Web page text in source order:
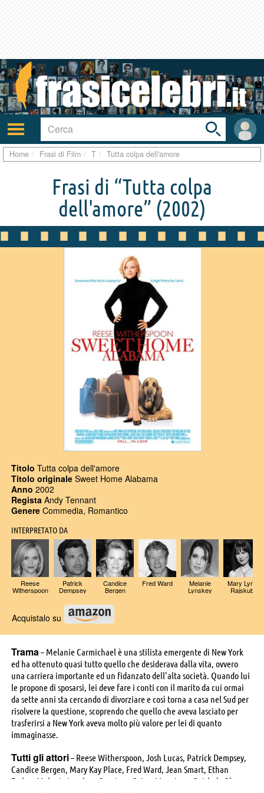
Attiva/disattiva
navigazione
User
area
Toggle
search
bar
Home Frasi di Film T Tutta colpa dell'amore
Frasi di “Tutta colpa
dell'amore” (2002)
Titolo Tutta colpa dell'amore
Titolo originale Sweet Home Alabama
Anno 2002
Regista Andy Tennant
Genere Commedia, Romantico
INTERPRETATO DA
Reese
Witherspoon
Patrick
Dempsey
Candice
Bergen
Fred Ward Melanie
Lynskey
Mary Lynn
Rajskub
Acquistalo su
Trama– Melanie Carmichael è una stilista emergente di New York
ed ha ottenuto quasi tutto quello che desiderava dalla vita, ovvero
una carriera importante ed un fidanzato dell'alta società. Quando lui
le propone di sposarsi, lei deve fare i conti con il marito da cui ormai
da sette anni sta cercando di divorziare e così torna a casa nel Sud per
risolvere la questione, scoprendo che quello che aveva lasciato per
trasferirsi a New York aveva molto più valore per lei di quanto
immaginasse.
Tutti gli attori– Reese Witherspoon, Josh Lucas, Patrick Dempsey,
Candice Bergen, Mary Kay Place, Fred Ward, Jean Smart, Ethan
Embry, Melanie Lynskey, Courtney Gains, Mary Lynn Rajskub, Rhona